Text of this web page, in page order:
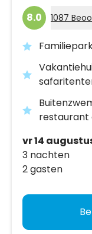
8.0 1087
restaurant
vr 14
3 nachten
2 gasten